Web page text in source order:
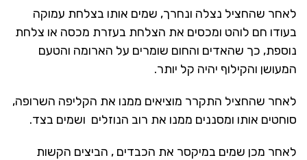
לאחר שהחציל נצלה ונחרך, שמים אותו בצלחת עמוקה
בעודו חם לוהט ומכסים את הצלחת בעזרת מכסה או צלחת
נוספת, כך שהאדים והחום שומרים על הארומה והטעם
המעושן והקילוף יהיה קל יותר.
לאחר שהחציל התקרר מוציאים ממנו את הקליפה השרופה,
סוחטים אותו ומסננים ממנו את רוב הנוזלים ושמים בצד.
לאחר מכן שמים במיקסר את הכבדים , הביצים הקשות